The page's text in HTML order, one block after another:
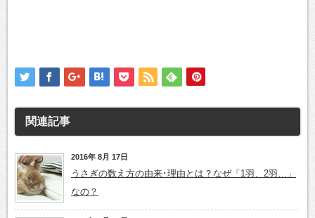
関連記事
2016年 8月 17日
うさぎの数え方の由来･理由とは？なぜ「1羽、2羽…」
なの？